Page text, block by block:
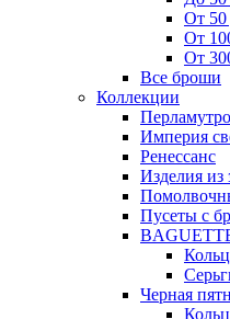
От 50
От
От
Все броши
Коллекции
Империя
Ренессанс
Изделия из
Пусеты с
Черная